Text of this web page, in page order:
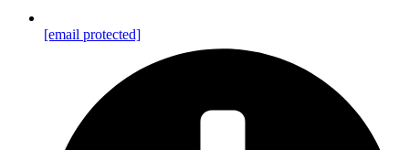
[email protected]